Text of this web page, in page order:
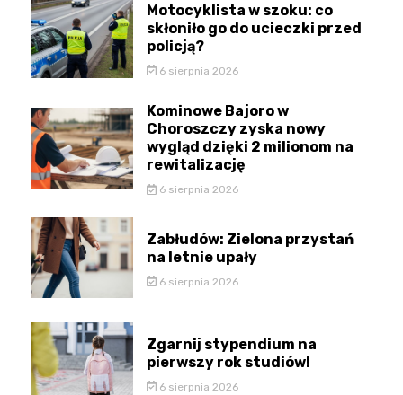
Motocyklista w szoku: co
skłoniło go do ucieczki przed
policją?
6 sierpnia 2026
Kominowe Bajoro w
Choroszczy zyska nowy
wygląd dzięki 2 milionom na
rewitalizację
6 sierpnia 2026
Zabłudów: Zielona przystań
na letnie upały
6 sierpnia 2026
Zgarnij stypendium na
pierwszy rok studiów!
6 sierpnia 2026